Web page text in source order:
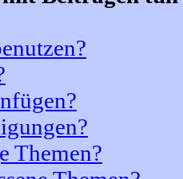
Themen?